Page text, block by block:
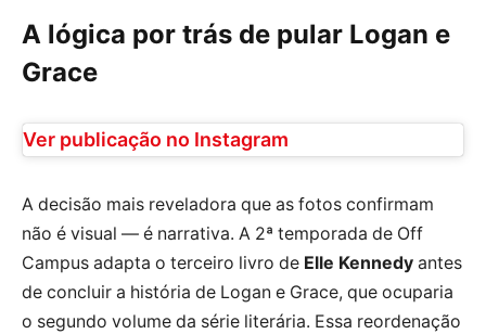
A lógica por trás de pular Logan e
Grace
Ver publicação no Instagram
A decisão mais reveladora que as fotos confirmam
não é visual — é narrativa. A 2ª temporada de Off
Campus adapta o terceiro livro de Elle Kennedy antes
de concluir a história de Logan e Grace, que ocuparia
o segundo volume da série literária. Essa reordenação